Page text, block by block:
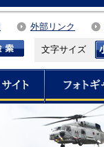
外部リンク
文字サイズ